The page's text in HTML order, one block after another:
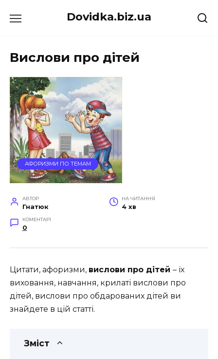
до
Dovidka.biz.ua
Вислови про дітей
АФОРИЗМИ ПО ТЕМАМ
АВТОР
Гнатюк
НА ЧИТАННЯ
4 хв
КОМЕНТАРІ
0
Цитати, афоризми, вислови про дітей – їх
виховання, навчання, крилаті вислови про
дітей, вислови про обдарованих дітей ви
знайдете в цій статті.
Зміст